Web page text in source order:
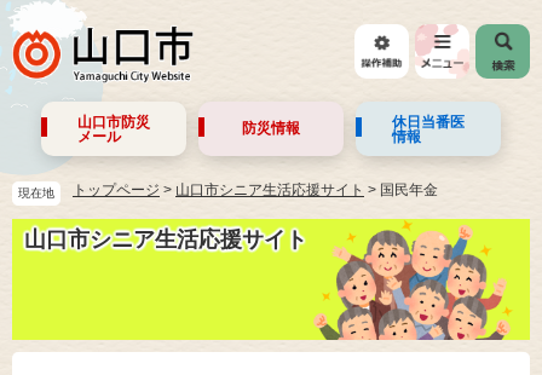
山口市防災
メール
防災情報
休日当番医
情報
現在地 トップページ > 山口市シニア生活応援サイト > 国民年金
山口市シニア生活応援サイト